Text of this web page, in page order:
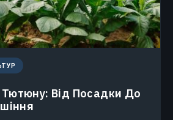
Від Посадки До